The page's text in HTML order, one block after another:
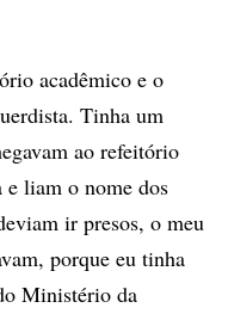
acadêmico e o
Tinha um
ao refeitório
e liam o nome dos
ir presos, o meu
porque eu tinha
Ministério da